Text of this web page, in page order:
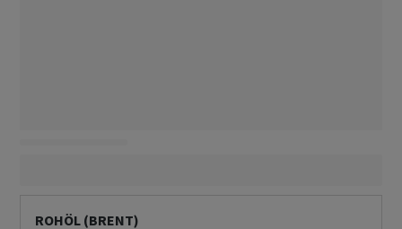
ROHÖL (BRENT)